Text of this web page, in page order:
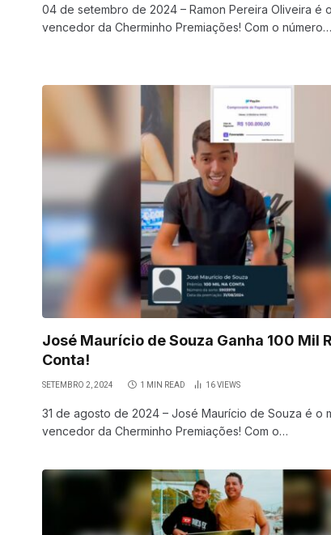
04 de setembro de 2024 – Ramon Pereira Oliveira é
vencedor da Cherminho Premiações! Com o número…
José Maurício de Souza Ganha 100 Mil
Conta!
SETEMBRO 2, 2024 1 MIN READ 16VIEWS
31 de agosto de 2024 – José Maurício de Souza é o
vencedor da Cherminho Premiações! Com o…